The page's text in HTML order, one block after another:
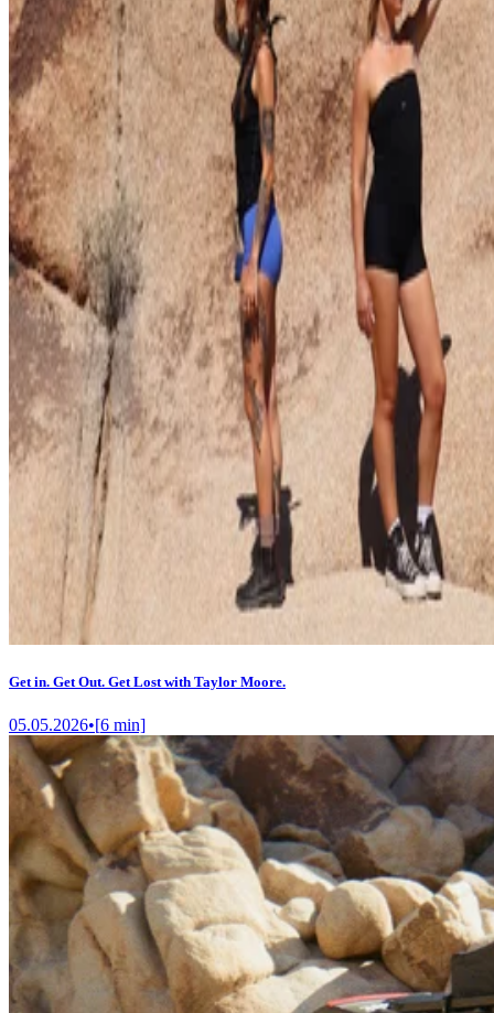
Get in. Get Out. Get Lost with Taylor Moore.
05.05.2026•[6 min]